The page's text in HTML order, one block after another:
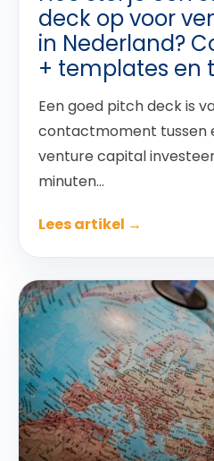
deck op voor
in Nederland?
+ templates en
Een goed pitch deck is
contactmoment tussen
venture capital
minuten...
Lees artikel →